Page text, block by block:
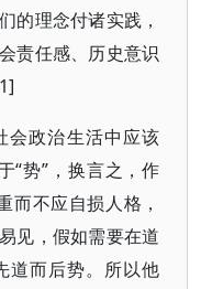
的理念付诸实践，
责任感、历史意识
会政治生活中应该
“势”，换言之，作
而不应自损人格，
见，假如需要在道
道而后势。所以他